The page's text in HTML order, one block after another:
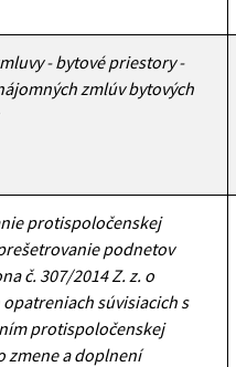
- bytové priestory -
zmlúv bytových
protispoločenskej
podnetov
č. 307/2014 Z. z. o
súvisiacich s
protispoločenskej
zmene a doplnení